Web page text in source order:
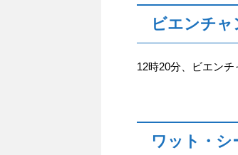
ビエンチャ
12時20分、ビエンチ
ワット・シ